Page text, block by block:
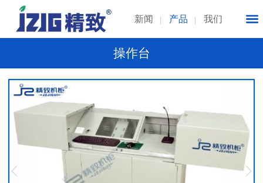
新闻 产品 我们
操作台